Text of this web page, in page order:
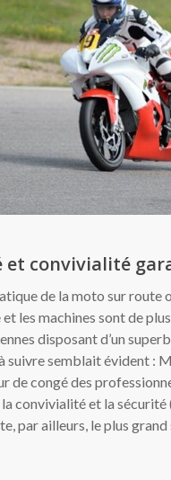
et convivialité
de la moto sur route
les machines sont de
disposant d’un
suivre semblait évident :
de congé des
convivialité et la sécurité
par ailleurs, le plus